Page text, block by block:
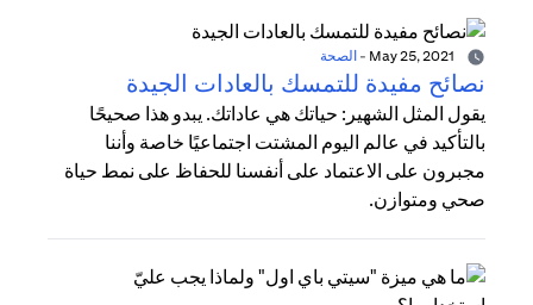
- الصحة
نصائح مفيدة للتمسك بالعادات الجيدة
يقول المثل الشهير: حياتك هي عاداتك. يبدو هذا صحيحًا
بالتأكيد في عالم اليوم المشتت اجتماعيًا خاصة وأننا
مجبرون على الاعتماد على أنفسنا للحفاظ على نمط حياة
صحي ومتوازن.